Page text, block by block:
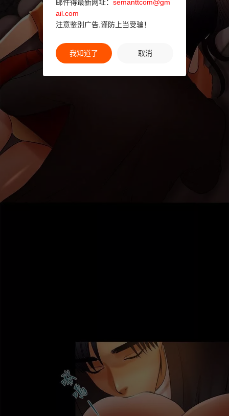
邮件得最新网址： semanttcom@gm
ail.com
注意鉴别广告,谨防上当受骗！
我知道了 取消